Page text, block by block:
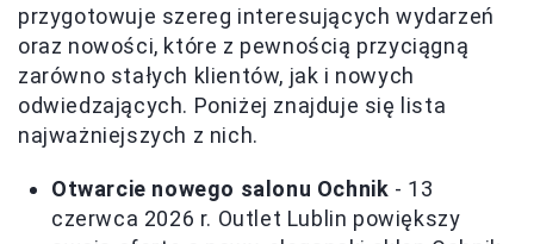
przygotowuje szereg interesujących wydarzeń
oraz nowości, które z pewnością przyciągną
zarówno stałych klientów, jak i nowych
odwiedzających. Poniżej znajduje się lista
najważniejszych z nich.
Otwarcie nowego salonu Ochnik - 13
czerwca 2026 r. Outlet Lublin powiększy